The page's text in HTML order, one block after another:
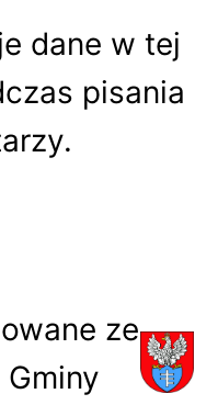
dane w tej
pisania
ze